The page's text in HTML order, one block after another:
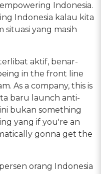
Indonesia.
Indonesia kalau kita
situasi yang masih
aktif, benar-
in the front line
As a company, this is
baru launch anti-
bukan something
yang if you're an
gonna get the
orang Indonesia